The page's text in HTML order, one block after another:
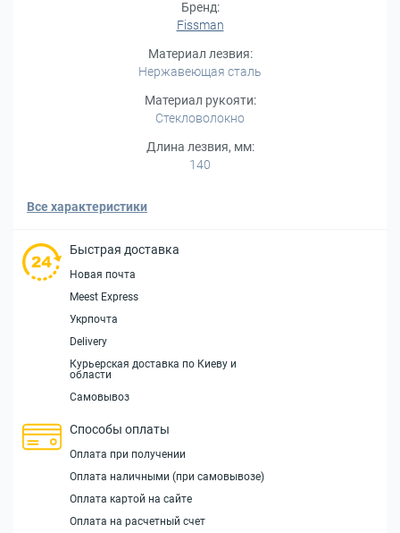
Бренд:
Fissman
Материал лезвия:
Нержавеющая сталь
Материал рукояти:
Стекловолокно
Длина лезвия, мм:
140
Все характеристики
Быстрая доставка
Новая почта
Meest Express
Укрпочта
Delivery
Курьерская доставка по Киеву и
области
Самовывоз
Способы оплаты
Оплата при получении
Оплата наличными (при самовывозе)
Оплата картой на сайте
Оплата на расчетный счет